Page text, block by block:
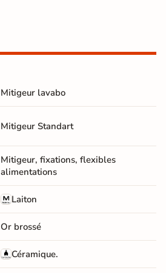
Mitigeur lavabo
Mitigeur Standart
Mitigeur, fixations, flexibles
alimentations
Laiton
Or brossé
Céramique.